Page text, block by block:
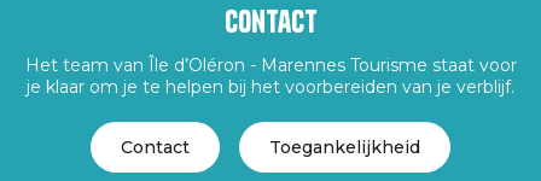
Contact
Het team van Île d’Oléron - Marennes Tourisme staat voor
je klaar om je te helpen bij het voorbereiden van je verblijf.
Contact Toegankelijkheid